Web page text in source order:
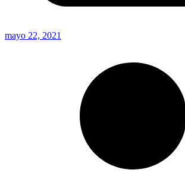
mayo 22, 2021